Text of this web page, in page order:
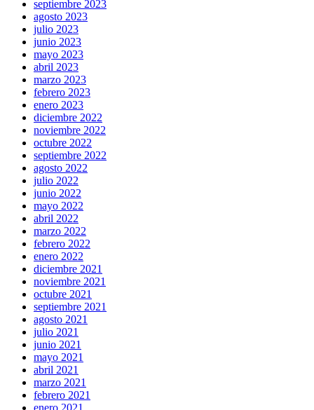
septiembre 2023
agosto 2023
julio 2023
junio 2023
mayo 2023
abril 2023
marzo 2023
febrero 2023
enero 2023
diciembre 2022
noviembre 2022
octubre 2022
septiembre 2022
agosto 2022
julio 2022
junio 2022
mayo 2022
abril 2022
marzo 2022
febrero 2022
enero 2022
diciembre 2021
noviembre 2021
octubre 2021
septiembre 2021
agosto 2021
julio 2021
junio 2021
mayo 2021
abril 2021
marzo 2021
febrero 2021